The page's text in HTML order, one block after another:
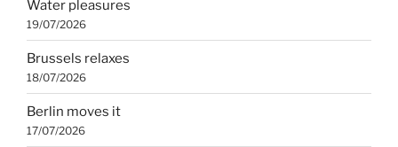
Water pleasures
19/07/2026
Brussels relaxes
18/07/2026
Berlin moves it
17/07/2026